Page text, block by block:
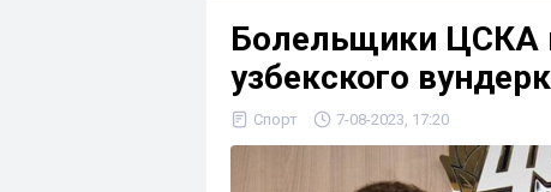
Болельщики ЦСКА
узбекского
Спорт 7-08-2023, 17:20